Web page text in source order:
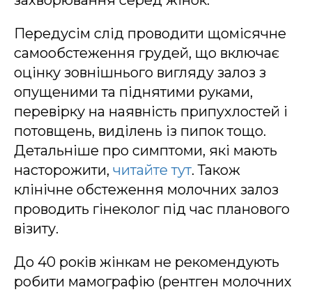
Передусім слід проводити щомісячне
самообстеження грудей, що включає
оцінку зовнішнього вигляду залоз з
опущеними та піднятими руками,
перевірку на наявність припухлостей і
потовщень, виділень із пипок тощо.
Детальніше про симптоми, які мають
насторожити, читайте тут. Також
клінічне обстеження молочних залоз
проводить гінеколог під час планового
візиту.
До 40 років жінкам не рекомендують
робити мамографію (рентген молочних